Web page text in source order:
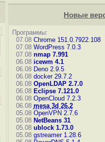
Новые
Программы:
07.08 Chrome 151.0.7922.108
07.08 WordPress 7.0.3
07.08 nmap 7.991
06.08 icewm 4.1
06.08 Deno 2.9.5
06.08 docker 29.7.2
06.08 OpenLDAP 2.7.0
06.08 Eclipse 7.121.0
06.08 OpenCloud 7.2.3
06.08 mesa 3d 26.2
05.08 OpenVPN 2.7.6
05.08 NetBeans 31
05.08 ublock 1.73.0
05.08 gstreamer 1.28.6